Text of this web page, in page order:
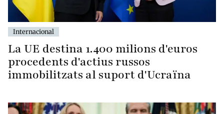
Internacional
La UE destina 1.400 milions d'euros
procedents d'actius russos
immobilitzats al suport d'Ucraïna